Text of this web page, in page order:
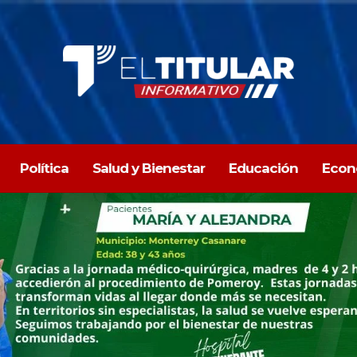
Política Salud y Bienestar Educación